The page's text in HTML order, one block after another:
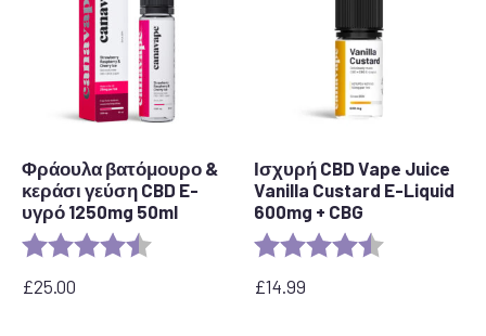
Φράουλα βατόμουρο &
κεράσι γεύση CBD E-
υγρό 1250mg 50ml
Αξιολόγηση: 4,7 από 5 αστέρια
£25.00
Ισχυρή CBD Vape Juice
Vanilla Custard E-Liquid
600mg + CBG
Αξιολόγηση:
£14.99